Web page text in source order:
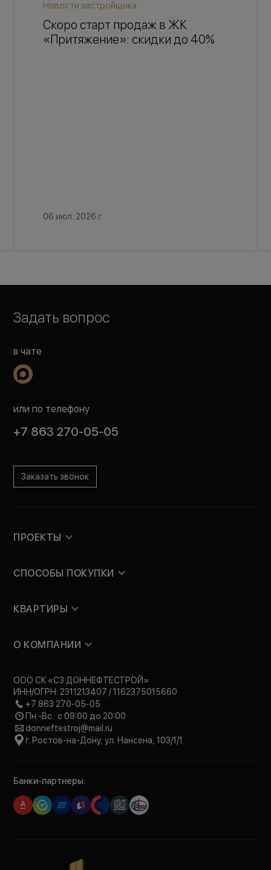
Новости застройщика
Скоро старт продаж в ЖК
«Притяжение»: скидки до 40%
06 июл. 2026 г.
Задать вопрос
в чате
или по телефону
+7 863 270-05-05
Заказать звонок
ПРОЕКТЫ
СПОСОБЫ ПОКУПКИ
КВАРТИРЫ
О КОМПАНИИ
ООО СК «СЗ ДОННЕФТЕСТРОЙ»
ИНН/ОГРН: 2311213407 / 1162375015660
+7 863 270-05-05
Пн.-Вс.: с 09:00 до 20:00
donneftestroj@mail.ru
г. Ростов-на-Дону, ул. Нансена, 103/1/1
Банки-партнеры: